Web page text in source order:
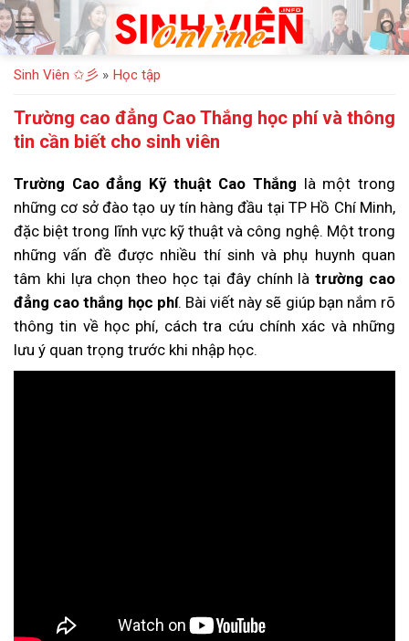
Bỏ
qua
nội
dung
Sinh Viên ✩彡 » Học tập
Trường cao đẳng Cao Thắng học phí và thông
tin cần biết cho sinh viên
Trường Cao đẳng Kỹ thuật Cao Thắng là một trong
những cơ sở đào tạo uy tín hàng đầu tại TP Hồ Chí Minh,
đặc biệt trong lĩnh vực kỹ thuật và công nghệ. Một trong
những vấn đề được nhiều thí sinh và phụ huynh quan
tâm khi lựa chọn theo học tại đây chính làtrường cao
đẳng cao thắng học phí. Bài viết này sẽ giúp bạn nắm rõ
thông tin về học phí, cách tra cứu chính xác và những
lưu ý quan trọng trước khi nhập học.